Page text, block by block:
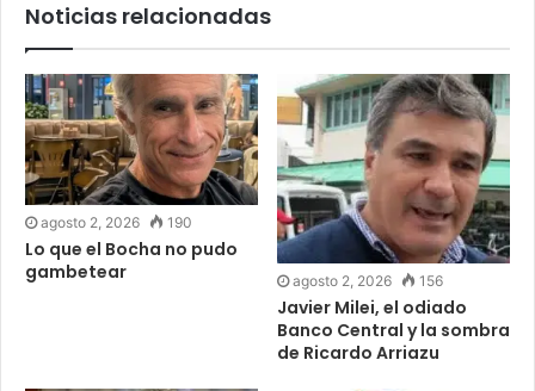
Noticias relacionadas
agosto 2, 2026 190
Lo que el Bocha no pudo
gambetear
agosto 2, 2026 156
Javier Milei, el odiado
Banco Central y la sombra
de Ricardo Arriazu